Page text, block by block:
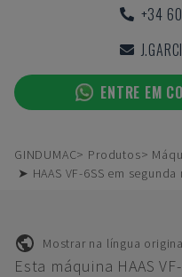
+34
ENTRE EM
GINDUMAC Produtos
➤ HAAS VF-6SS em
Mostrar na língua
Esta máquina HAAS